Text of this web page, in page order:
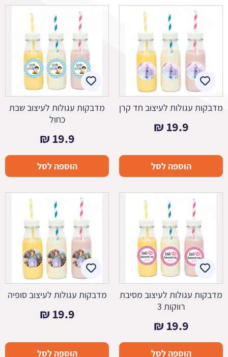
מדבקות עגולות לעיצוב חד קרן
19.9
₪
הוספה לסל
מדבקות עגולות לעיצוב שבת
כחול
19.9
₪
הוספה לסל
מדבקות עגולות לעיצוב מסיבת
רווקות 3
19.9
₪
הוספה לסל
מדבקות עגולות לעיצוב סופיה
19.9
₪
הוספה לסל